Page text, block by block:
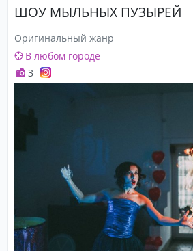
ШОУ МЫЛЬНЫХ ПУЗЫРЕЙ
Оригинальный жанр
В любом городе
3